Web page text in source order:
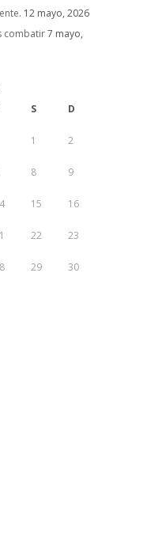
12 mayo, 2026
combatir7 mayo,
S D
1 2
8 9
15 16
22 23
29 30